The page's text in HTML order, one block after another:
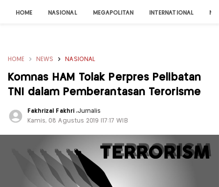
HOME NASIONAL MEGAPOLITAN INTERNATIONAL
HOME NEWS NASIONAL
Komnas HAM Tolak Perpres Pelibatan
TNI dalam Pemberantasan Terorisme
Fakhrizal Fakhri ,Jurnalis
Kamis, 08 Agustus 2019 |17:17 WIB